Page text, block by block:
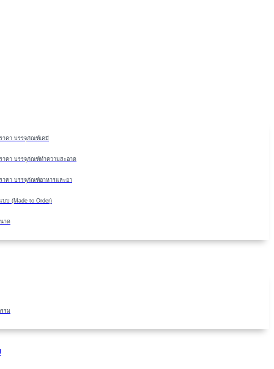
ราคา บรรจุภัณฑ์เคมี
ราคา บรรจุภัณฑ์ทำความสะอาด
ราคา บรรจุภัณฑ์อาหารและยา
บบ (Made to Order)
าด
รม